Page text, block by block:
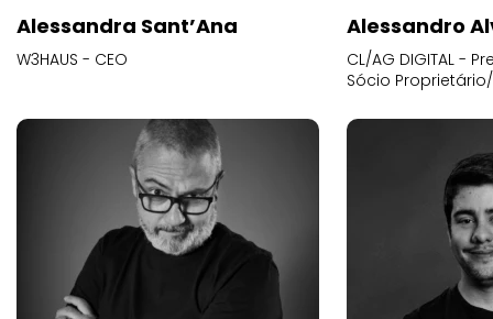
Alessandra Sant’Ana
W3HAUS - CEO
Alessandro
CL/AG DIGITAL -
Sócio